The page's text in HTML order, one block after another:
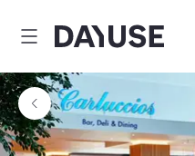
Dayuse